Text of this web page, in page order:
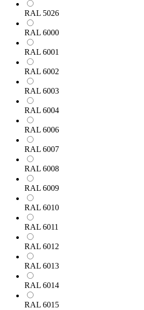
RAL 5026
RAL 6000
RAL 6001
RAL 6002
RAL 6003
RAL 6004
RAL 6006
RAL 6007
RAL 6008
RAL 6009
RAL 6010
RAL 6011
RAL 6012
RAL 6013
RAL 6014
RAL 6015